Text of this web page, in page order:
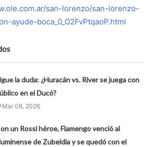
san-lorenzo/san-lorenzo-
ayude-boca_0_O2FvPtqaoP.html
la duda: ¿Huracán vs. River se juega con
en el Ducó?
Mar 08, 2026
un Rossi héroe, Flamengo venció al
de Zubeldía y se quedó con el